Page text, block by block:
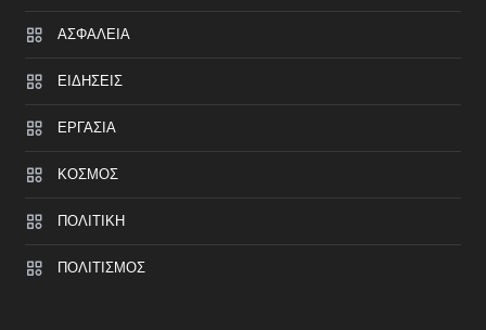
ΑΣΦΑΛΕΙΑ
ΕΙΔΗΣΕΙΣ
ΕΡΓΑΣΙΑ
ΚΟΣΜΟΣ
ΠΟΛΙΤΙΚΗ
ΠΟΛΙΤΙΣΜΟΣ